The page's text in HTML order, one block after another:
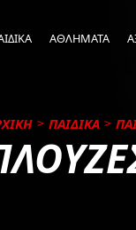
ΑΘΛΗΜΑΤΑ
ΠΑΙΔΙΚΑ